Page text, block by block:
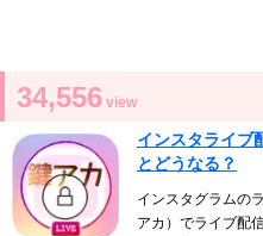
34,556 view
インスタライブ
とどうなる？
インスタグラムの
アカ）でライブ配